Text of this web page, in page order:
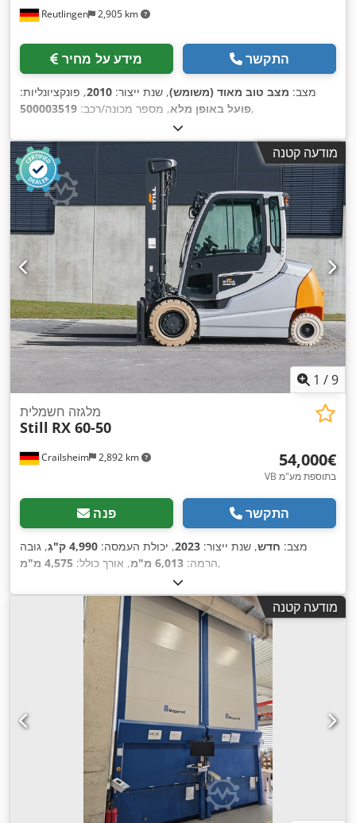
Reutlingen 2,905 km
מידע על מחיר התקשר
מצב: מצב טוב מאוד (משומש), שנת ייצור: 2010, פונקציונליות:
פועל באופן מלא, מספר מכונה/רכב: 500003519 ,
מודעה קטנה
1 /9
Crailsheim 2,892 km
מלגזה חשמלית
Still RX 60-50
‏54,000 ‏€
VB בתוספת מע"מ
פנה התקשר
מצב: חדש, שנת ייצור: 2023, יכולת העמסה: 4,990 ק"ג
, גובה
הרמה: 6,013 מ"מ , אורך כולל: 4,575 מ"מ ,
מודעה קטנה